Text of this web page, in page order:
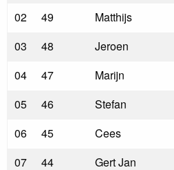
02
49 Matthijs
03
48 Jeroen
04
47 Marijn
05
46 Stefan
06
45 Cees
07
44 Gert Jan